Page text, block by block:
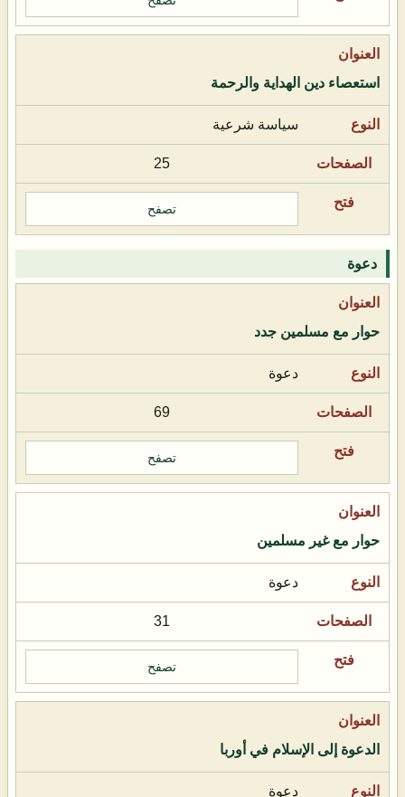
استعصاء دين الهداية والرحمة
سياسة شرعية
25
تصفح
دعوة
حوار مع مسلمين جدد
دعوة
69
تصفح
حوار مع غير مسلمين
دعوة
31
تصفح
الدعوة إلى الإسلام في أوربا
دعوة